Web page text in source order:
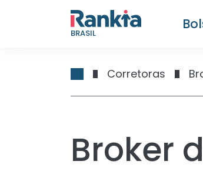
BRASIL
Corretoras
Broker